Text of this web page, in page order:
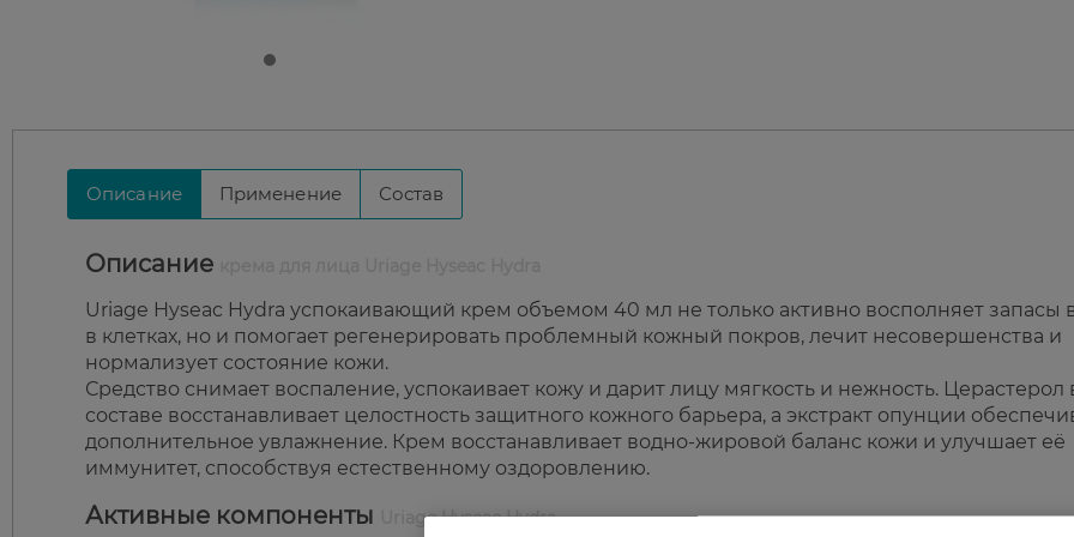
Описание Применение Состав
Описание
Uriage Hyseac Hydra успокаивающий крем объемом 40 мл не только активно восполняет запасы
в клетках, но и помогает регенерировать проблемный кожный покров, лечит несовершенства и
нормализует состояние кожи.
Средство снимает воспаление, успокаивает кожу и дарит лицу мягкость и нежность. Церастерол
составе восстанавливает целостность защитного кожного барьера, а экстракт опунции
дополнительное увлажнение. Крем восстанавливает водно-жировой баланс кожи и улучшает её
иммунитет, способствуя естественному оздоровлению.
Активные компоненты Uriage Hyseac Hydra